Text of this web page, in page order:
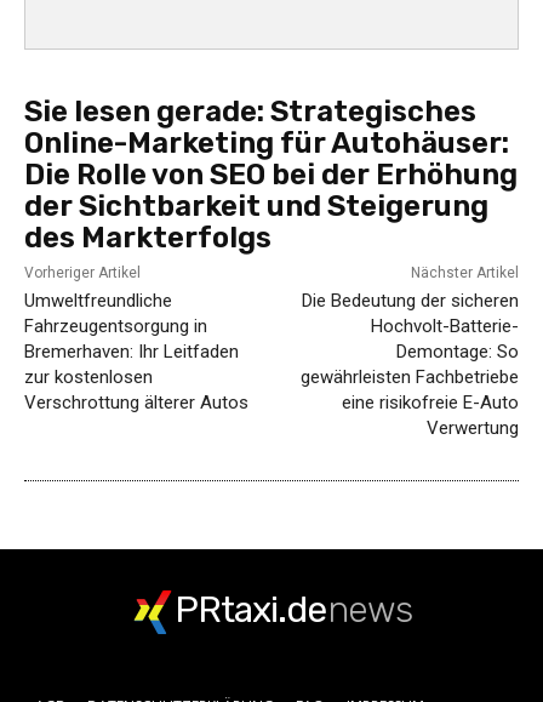
Sie lesen gerade: Strategisches
Online-Marketing für Autohäuser:
Die Rolle von SEO bei der Erhöhung
der Sichtbarkeit und Steigerung
des Markterfolgs
Vorheriger Artikel
Umweltfreundliche
Fahrzeugentsorgung in
Bremerhaven: Ihr Leitfaden
zur kostenlosen
Verschrottung älterer Autos
Nächster Artikel
Die Bedeutung der sicheren
Hochvolt-Batterie-
Demontage: So
gewährleisten Fachbetriebe
eine risikofreie E-Auto
Verwertung
PRtaxi.denews